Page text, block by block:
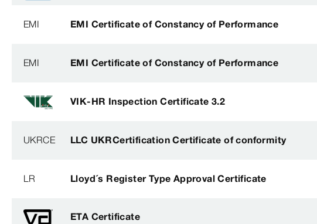
EMI EMI Certificate of Constancy of Performance
EMI EMI Certificate of Constancy of Performance
VIK-HR Inspection Certificate 3.2
UKRCE LLC UKRCertification Certificate of conformity
LR Lloyd´s Register Type Approval Certificate
ETA Certificate